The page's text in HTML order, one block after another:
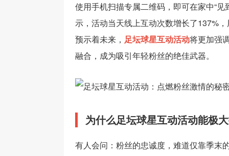
使用手机扫描专属二维码，即可在家中“见
示，活动当天线上互动次数增长了137%
预示着未来， 足坛球星互动活动将更加强
融合，成为吸引年轻粉丝的绝佳武器。
为什么足坛球星互动活动能极
有人会问：粉丝的忠诚度，难道仅靠季末